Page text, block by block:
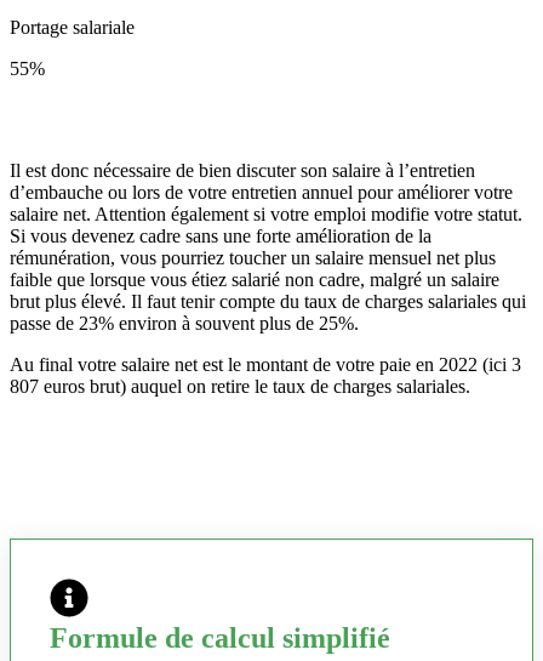
Portage salariale
55%
Il est donc nécessaire de bien discuter son salaire à l’entretien
d’embauche ou lors de votre entretien annuel pour améliorer votre
salaire net. Attention également si votre emploi modifie votre statut.
Si vous devenez cadre sans une forte amélioration de la
rémunération, vous pourriez toucher un salaire mensuel net plus
faible que lorsque vous étiez salarié non cadre, malgré un salaire
brut plus élevé. Il faut tenir compte du taux de charges salariales qui
passe de 23% environ à souvent plus de 25%.
Au final votre salaire net est le montant de votre paie en 2022 (ici 3
807 euros brut) auquel on retire le taux de charges salariales.
Formule de calcul simplifié